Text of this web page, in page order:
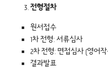
전형절차
원서접수
1차 전형: 서류심사
2차 전형: 면접심사 (영어
결과발표